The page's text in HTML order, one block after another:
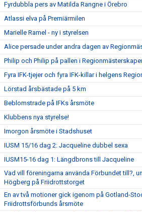
Fyrdubbla pers av Matilda Rangne i Örebro
Atlassi elva på Premiärmilen
Marielle Ramel - ny i styrelsen
Alice persade under andra dagen av
Philip och Philip på pallen i
Fyra IFK-tjejer och fyra IFK-killar i helgens
Lörstad årsbästade på 5 km
Beblomstrade på IFKs årsmöte
Klubbens nya styrelse!
Imorgon årsmöte i Stadshuset
IUSM 15/16 dag 2: Jacqueline dubbel sexa
IUSM15-16 dag 1: Längdbrons till Jacqueline
Vad vill föreningarna använda Förbundet till?,
Högberg på Friidrottstorget
En av två motioner gick igenom på Gotland-
Friidrottsförbunds årsmöte